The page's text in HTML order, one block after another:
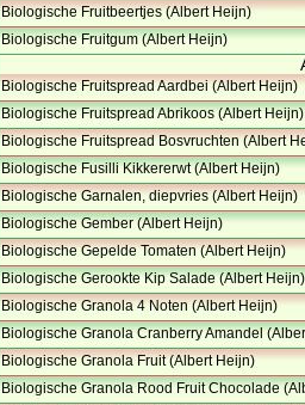
Biologische Fruitbeertjes (Albert Heijn)
Biologische Fruitgum (Albert Heijn)
Biologische Fruitspread Aardbei (Albert Heijn)
Biologische Fruitspread Abrikoos (Albert Heijn)
Biologische Fruitspread Bosvruchten (Albert
Biologische Fusilli Kikkererwt (Albert Heijn)
Biologische Garnalen, diepvries (Albert Heijn)
Biologische Gember (Albert Heijn)
Biologische Gepelde Tomaten (Albert Heijn)
Biologische Gerookte Kip Salade (Albert Heijn)
Biologische Granola 4 Noten (Albert Heijn)
Biologische Granola Cranberry Amandel
Biologische Granola Fruit (Albert Heijn)
Biologische Granola Rood Fruit Chocolade